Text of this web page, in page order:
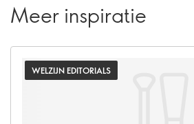
Meer inspiratie
WELZIJN EDITORIALS